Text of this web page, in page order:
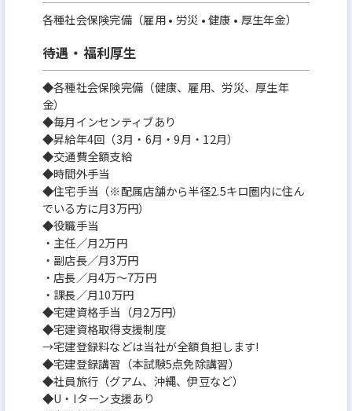
各種社会保険完備（雇用 • 労災 • 健康 • 厚生年金）
待遇・福利厚生
◆各種社会保険完備（健康、雇用、労災、厚生年
金）
◆毎月インセンティブあり
◆昇給年4回（3月・6月・9月・12月）
◆交通費全額支給
◆時間外手当
◆住宅手当（※配属店舗から半径2.5キロ圏内に住ん
でいる方に月3万円）
◆役職手当
・主任／月2万円
・副店長／月3万円
・店長／月4万～7万円
・課長／月10万円
◆宅建資格手当（月2万円）
◆宅建資格取得支援制度
→宅建登録料などは当社が全額負担します!
◆宅建登録講習（本試験5点免除講習）
◆社員旅行（グアム、沖縄、伊豆など）
◆U・Iターン支援あり